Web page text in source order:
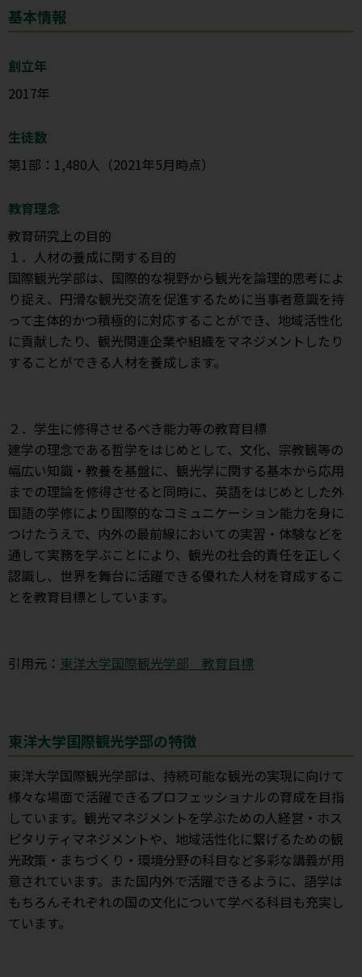
基本情報
創立年
2017年
生徒数
第1部：1,480人（2021年5月時点）
教育理念
教育研究上の目的
１．人材の養成に関する目的
国際観光学部は、国際的な視野から観光を論理的思考によ
り捉え、円滑な観光交流を促進するために当事者意識を持
って主体的かつ積極的に対応することができ、地域活性化
に貢献したり、観光関連企業や組織をマネジメントしたり
することができる人材を養成します。
２．学生に修得させるべき能力等の教育目標
建学の理念である哲学をはじめとして、文化、宗教観等の
幅広い知識・教養を基盤に、観光学に関する基本から応用
までの理論を修得させると同時に、英語をはじめとした外
国語の学修により国際的なコミュニケーション能力を身に
つけたうえで、内外の最前線においての実習・体験などを
通して実務を学ぶことにより、観光の社会的責任を正しく
認識し、世界を舞台に活躍できる優れた人材を育成するこ
とを教育目標としています。
引用元： 東洋大学国際観光学部 教育目標
東洋大学国際観光学部の特徴
東洋大学国際観光学部は、持続可能な観光の実現に向けて
様々な場面で活躍できるプロフェッショナルの育成を目指
しています。観光マネジメントを学ぶための人経営・ホス
ピタリティマネジメントや、地域活性化に繋げるための観
光政策・まちづくり・環境分野の科目など多彩な講義が用
意されています。また国内外で活躍できるように、語学は
もちろんそれぞれの国の文化について学べる科目も充実し
ています。